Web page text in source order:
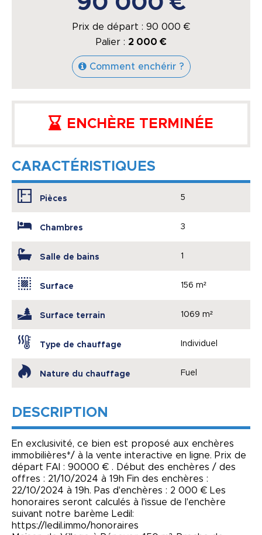
Prix de départ : 90 000 €
Palier : 2 000 €
Comment enchérir ?
ENCHÈRE TERMINÉE
CARACTÉRISTIQUES
Pièces 5
Chambres 3
Salle de bains 1
Surface 156 m²
Surface terrain 1069 m²
Type de chauffage Individuel
Nature du chauffage Fuel
DESCRIPTION
En exclusivité, ce bien est proposé aux enchères
immobilières*/ à la vente interactive en ligne. Prix de
départ FAI : 90000 € . Début des enchères / des
offres : 21/10/2024 à 19h Fin des enchères :
22/10/2024 à 19h. Pas d'enchères : 2 000 € Les
honoraires seront calculés à l'issue de l'enchère
suivant notre barème Ledil:
https://ledil.immo/honoraires